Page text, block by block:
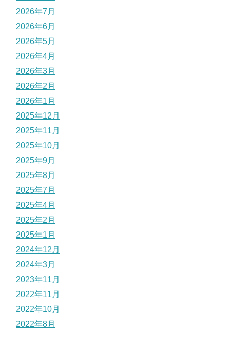
2026年7月
2026年6月
2026年5月
2026年4月
2026年3月
2026年2月
2026年1月
2025年12月
2025年11月
2025年10月
2025年9月
2025年8月
2025年7月
2025年4月
2025年2月
2025年1月
2024年12月
2024年3月
2023年11月
2022年11月
2022年10月
2022年8月